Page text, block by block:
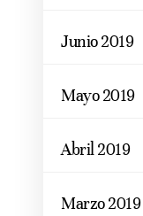
Junio 2019
Mayo 2019
Abril 2019
Marzo 2019